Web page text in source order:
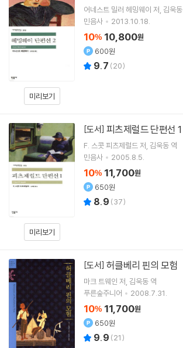
미리보기
어네스트 밀러 헤밍웨이 저 김욱동
민음사
2013.10.18.
10% 10,800원
600원
9.7 (20)
미리보기
[도서] 피츠제럴드 단편선 1
F. 스콧 피츠제럴드 저 김욱동 역
민음사
2005.8.5.
10% 11,700원
650원
8.9 (37)
[도서] 허클베리 핀의 모험
마크 트웨인 저 김욱동 역
푸른숲주니어
2008.7.31.
10% 11,700원
650원
9.9 (21)